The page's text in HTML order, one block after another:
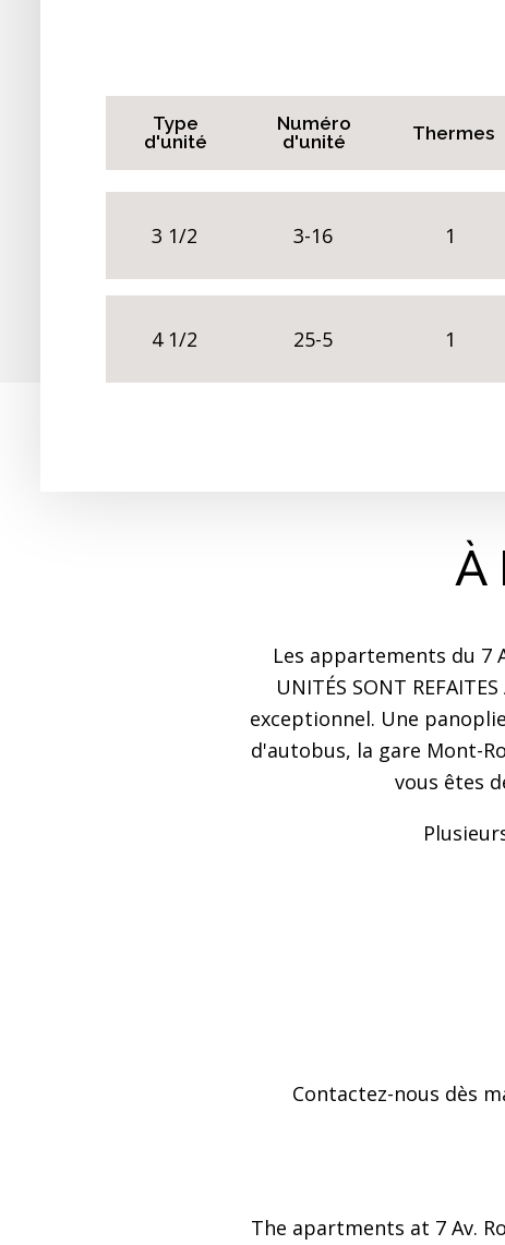
Type
d'unité
Numéro
d'unité
Thermes
3 1/2 3-16 1
4 1/2 25-5 1
À
Les appartements du 7
UNITÉS SONT
exceptionnel. Une
d'autobus, la gare Mont-
vous êtes
Contactez-nous dès
The apartments at 7 Av.